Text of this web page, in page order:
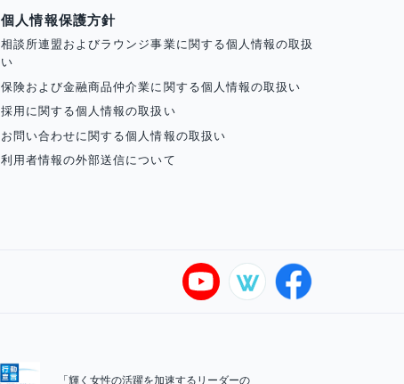
個人情報保護方針
相談所連盟およびラウンジ事業に関する個人情報の取扱
い
保険および金融商品仲介業に関する個人情報の取扱い
採用に関する個人情報の取扱い
お問い合わせに関する個人情報の取扱い
利用者情報の外部送信について
「輝く女性の活躍を加速するリーダーの